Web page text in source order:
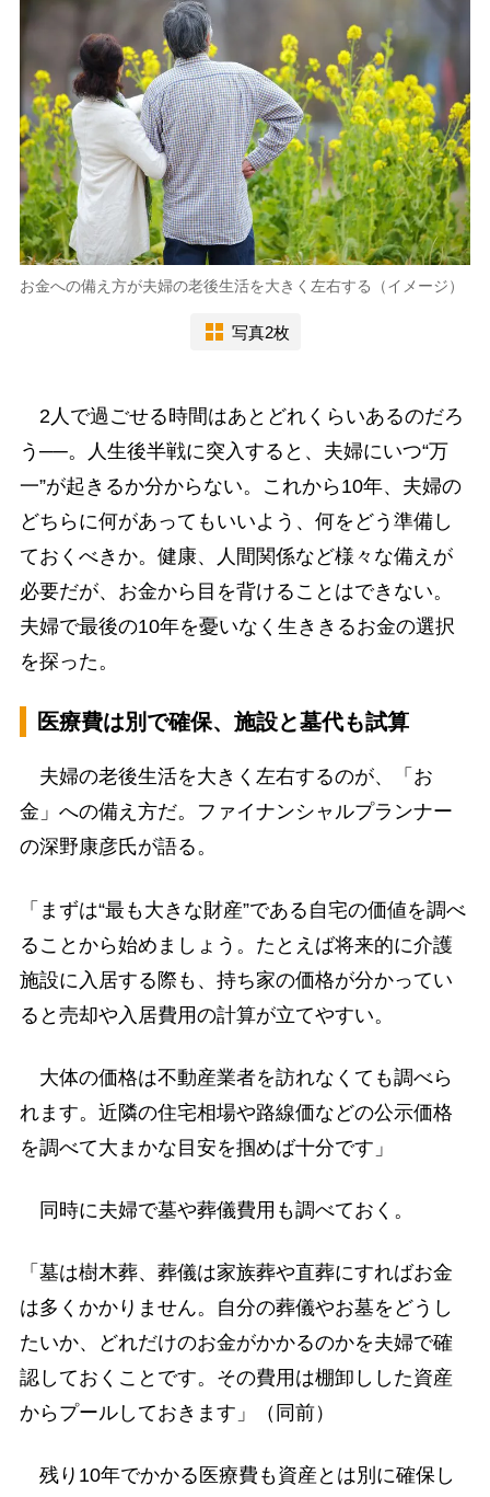
お金への備え方が夫婦の老後生活を大きく左右する（イメージ）
写真2枚
2人で過ごせる時間はあとどれくらいあるのだろ
う──。人生後半戦に突入すると、夫婦にいつ“万
一”が起きるか分からない。これから10年、夫婦の
どちらに何があってもいいよう、何をどう準備し
ておくべきか。健康、人間関係など様々な備えが
必要だが、お金から目を背けることはできない。
夫婦で最後の10年を憂いなく生ききるお金の選択
を探った。
医療費は別で確保、施設と墓代も試算
夫婦の老後生活を大きく左右するのが、「お
金」への備え方だ。ファイナンシャルプランナー
の深野康彦氏が語る。
「まずは“最も大きな財産”である自宅の価値を調べ
ることから始めましょう。たとえば将来的に介護
施設に入居する際も、持ち家の価格が分かってい
ると売却や入居費用の計算が立てやすい。
大体の価格は不動産業者を訪れなくても調べら
れます。近隣の住宅相場や路線価などの公示価格
を調べて大まかな目安を掴めば十分です」
同時に夫婦で墓や葬儀費用も調べておく。
「墓は樹木葬、葬儀は家族葬や直葬にすればお金
は多くかかりません。自分の葬儀やお墓をどうし
たいか、どれだけのお金がかかるのかを夫婦で確
認しておくことです。その費用は棚卸しした資産
からプールしておきます」（同前）
残り10年でかかる医療費も資産とは別に確保し